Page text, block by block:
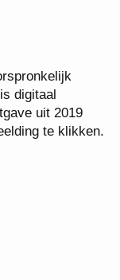
digitaal
uit 2019
te klikken.